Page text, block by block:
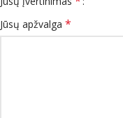
Jūsų apžvalga *